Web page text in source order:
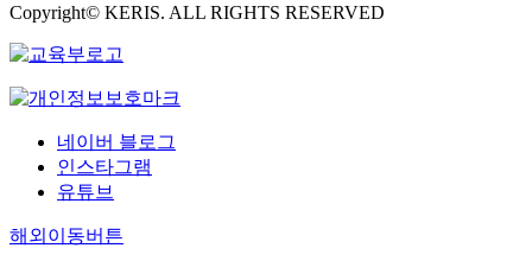
Copyright© KERIS. ALL RIGHTS RESERVED
네이버 블로그
인스타그램
유튜브
해외이동버튼